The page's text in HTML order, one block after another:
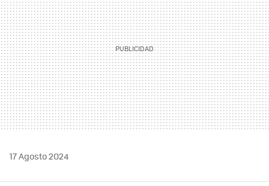
17 Agosto 2024